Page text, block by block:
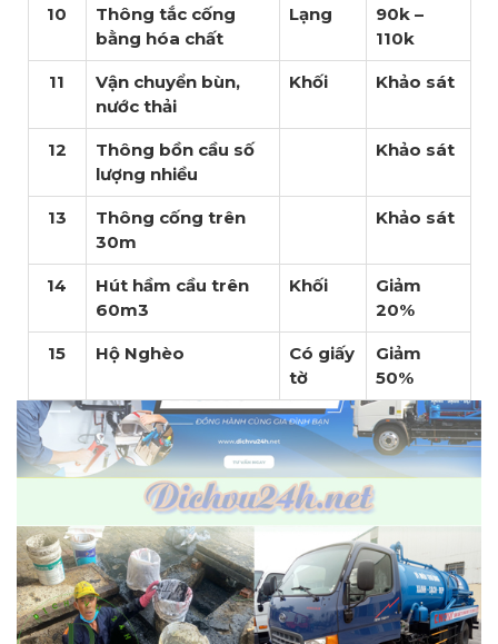
10
Thông tắc cống
bằng hóa chất
Lạng
90k –
110k
11
Vận chuyển bùn,
nước thải
Khối Khảo sát
12
Thông bồn cầu số
lượng nhiều
Khảo sát
13
Thông cống trên
30m
Khảo sát
14
Hút hầm cầu trên
60m3
Khối
Giảm
20%
15 Hộ Nghèo
Có giấy
tờ
Giảm
50%